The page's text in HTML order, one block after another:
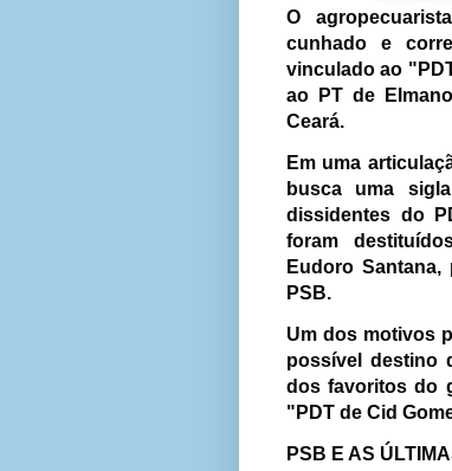
O
cunhado e
vinculado ao
ao PT de
Ceará.
Em uma
busca uma
dissidentes do
foram
Eudoro
PSB.
Um dos motivos
possível destino
dos favoritos do
"PDT de Cid
PSB E AS